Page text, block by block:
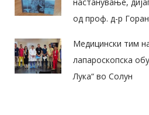
од проф. д-р
Медицински тим
лапароскопска
Лука“ во Солун